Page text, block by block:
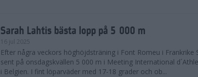
Sarah Lahtis bästa lopp på 5 000 m
16 jul 2025
Efter några veckors höghöjdsträning i Font Romeu i Frankrike
sent på onsdagskvällen 5 000 m i Meeting International
i Belgien. I fint löparväder med 17-18 grader och ob...